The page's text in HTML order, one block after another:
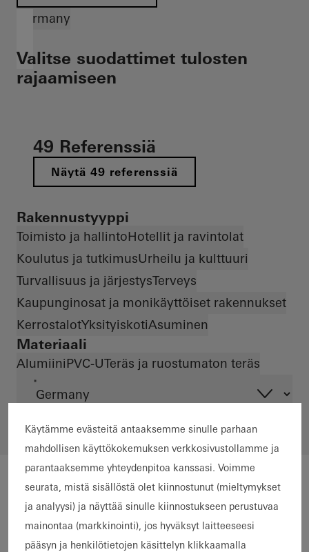
Germany
Valitse suodattimet tulosten
rajaamiseen
49 Referenssiä
Näytä 49 referenssiä
Rakennustyyppi
Toimisto ja hallintoHotellit ja ravintolat
Koulutus ja tutkimusUrheilu ja kulttuuri
Turvallisuus ja järjestysTerveys
Kaupunginosat ja monikäyttöiset rakennukset
KerrostalotYksityiskotiAsuminen
Materiaali
AlumiiniPVC-UTeräs ja ruostumaton teräs
*
Käytämme evästeitä antaaksemme sinulle parhaan
mahdollisen käyttökokemuksen verkkosivustollamme ja
parantaaksemme yhteydenpitoa kanssasi. Voimme
seurata, mistä sisällöstä olet kiinnostunut (mieltymykset
ja analyysi) ja näyttää sinulle kiinnostukseen perustuvaa
mainontaa (markkinointi), jos hyväksyt laitteeseesi
pääsyn ja henkilötietojen käsittelyn klikkaamalla